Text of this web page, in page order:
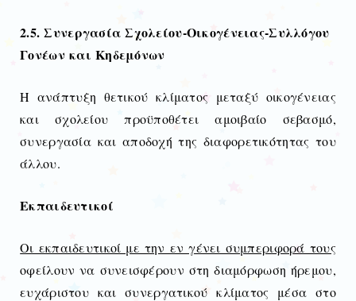
2.5. Συνεργασία Σχολείου-Οικογένειας-Συλλόγου
Γονέων και Κηδεμόνων
Η ανάπτυξη θετικού κλίματος μεταξύ οικογένειας
και σχολείου προϋποθέτει αμοιβαίο σεβασμό,
συνεργασία και αποδοχή της διαφορετικότητας του
άλλου.
Εκπαιδευτικοί
Οι εκπαιδευτικοί με την εν γένει συμπεριφορά τους
οφείλουν να συνεισφέρουν στη διαμόρφωση ήρεμου,
ευχάριστου και συνεργατικού κλίματος μέσα στο